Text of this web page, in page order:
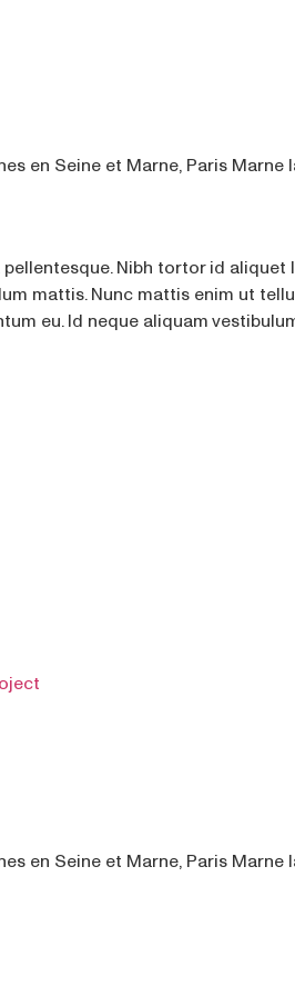
en Seine et Marne, Paris Marne
Nibh tortor id
mattis. Nunc mattis enim ut
eu. Id neque aliquam
en Seine et Marne, Paris Marne